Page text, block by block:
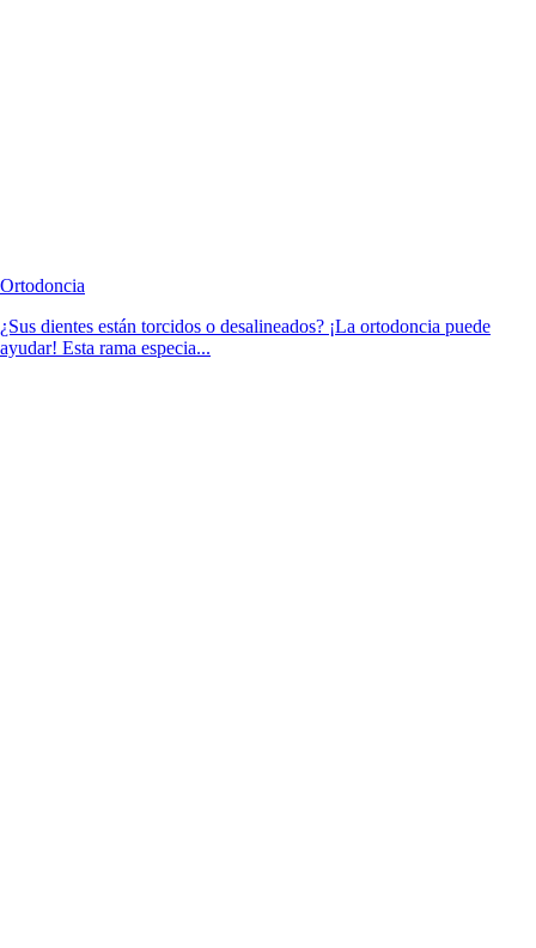
Ortodoncia
¿Sus dientes están torcidos o desalineados? ¡La ortodoncia puede
ayudar! Esta rama especia...